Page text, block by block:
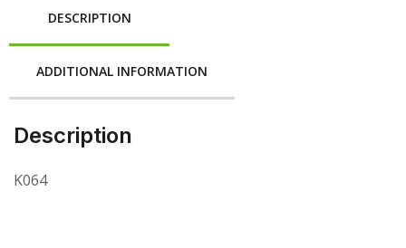
DESCRIPTION
ADDITIONAL INFORMATION
Description
K064